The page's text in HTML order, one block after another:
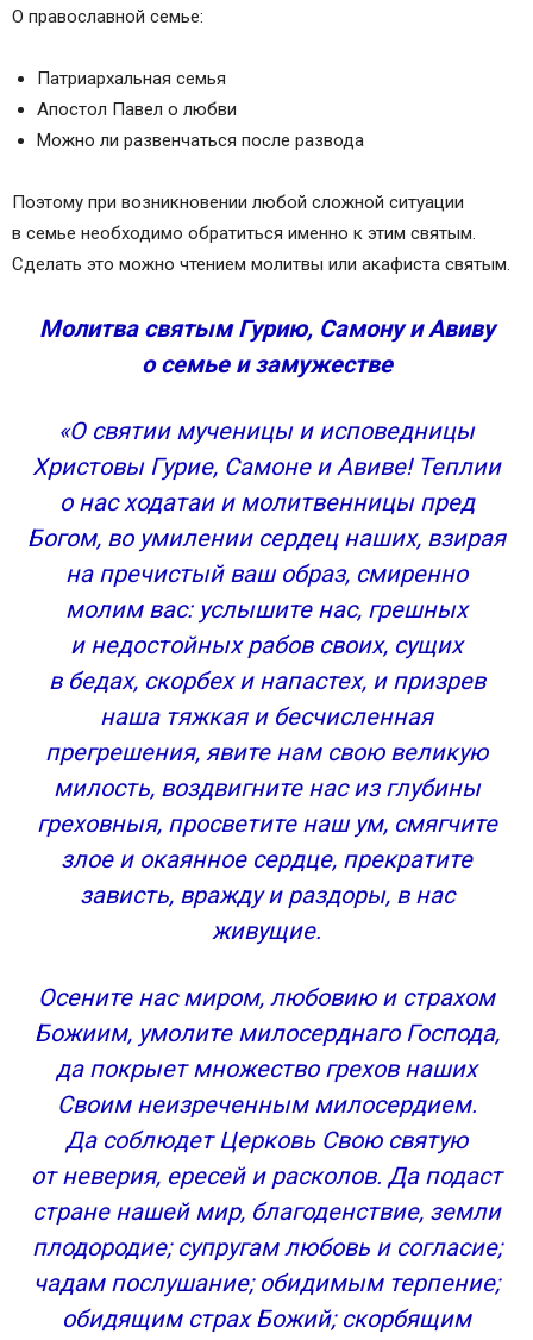
О православной семье:
Патриархальная семья
Апостол Павел о любви
Можно ли развенчаться после развода
Поэтому при возникновении любой сложной ситуации
в семье необходимо обратиться именно к этим святым.
Сделать это можно чтением молитвы или акафиста святым.
Молитва святым Гурию, Самону и Авиву
о семье и замужестве
«О святии мученицы и исповедницы
Христовы Гурие, Самоне и Авиве! Теплии
о нас ходатаи и молитвенницы пред
Богом, во умилении сердец наших, взирая
на пречистый ваш образ, смиренно
молим вас: услышите нас, грешных
и недостойных рабов своих, сущих
в бедах, скорбех и напастех, и призрев
наша тяжкая и бесчисленная
прегрешения, явите нам свою великую
милость, воздвигните нас из глубины
греховныя, просветите наш ум, смягчите
злое и окаянное сердце, прекратите
зависть, вражду и раздоры, в нас
живущие.
Осените нас миром, любовию и страхом
Божиим, умолите милосерднаго Господа,
да покрыет множество грехов наших
Своим неизреченным милосердием.
Да соблюдет Церковь Свою святую
от неверия, ересей и расколов. Да подаст
стране нашей мир, благоденствие, земли
плодородие; супругам любовь и согласие;
чадам послушание; обидимым терпение;
обидящим страх Божий; скорбящим